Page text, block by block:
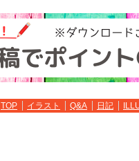
TOP イラスト Q&A 日記